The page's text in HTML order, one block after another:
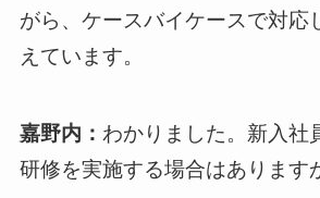
がら、ケースバイケースで対応
えています。
嘉野内： わかりました。新入社
研修を実施する場合はあります